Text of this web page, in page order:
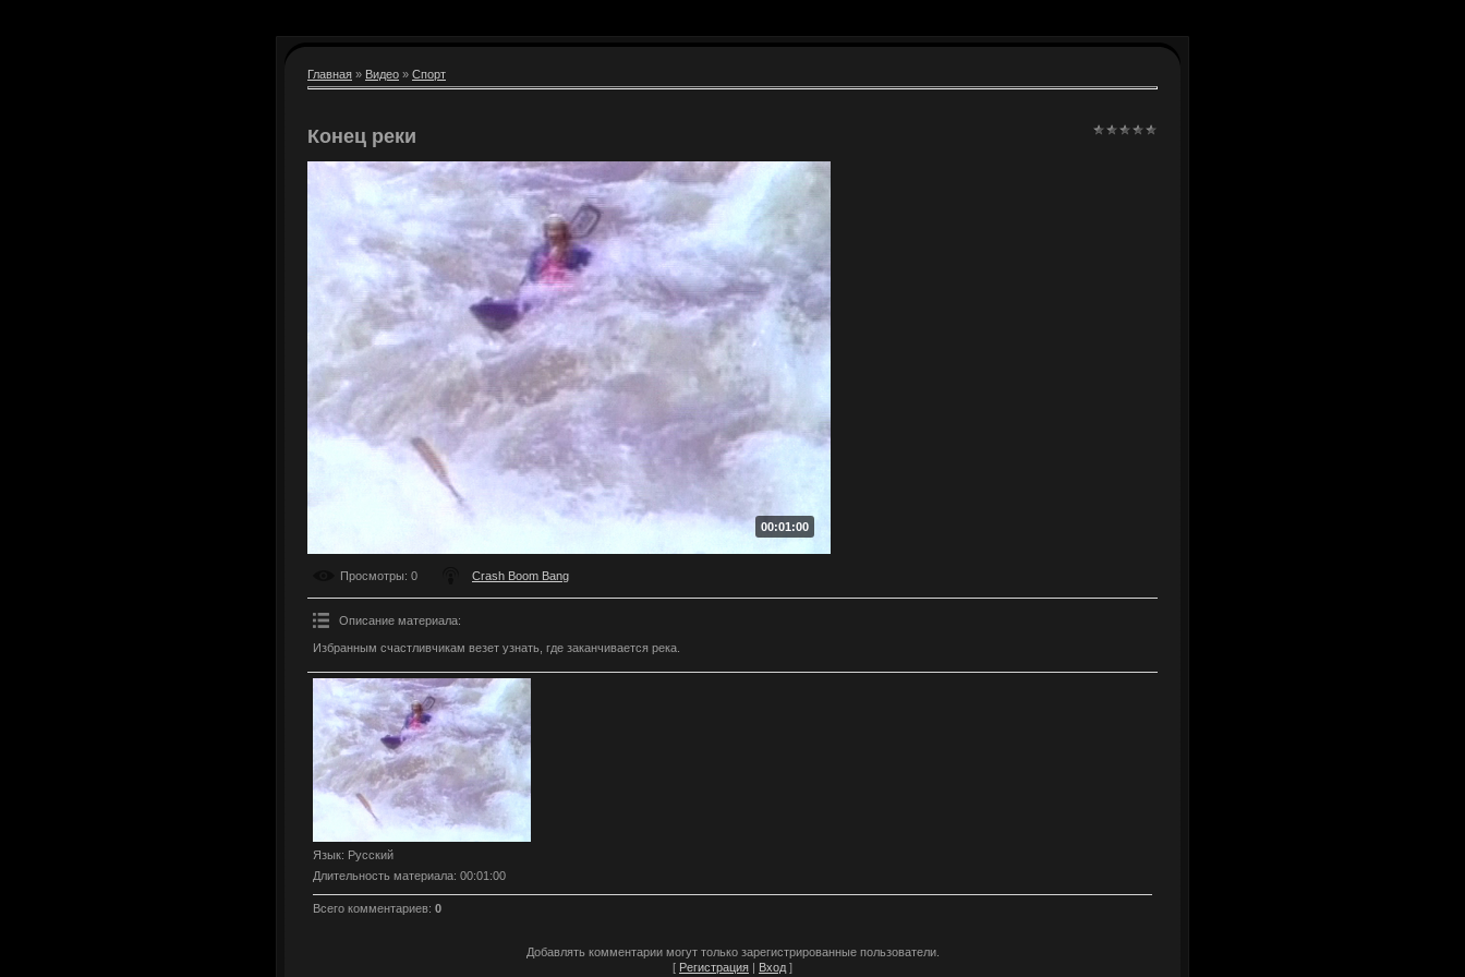
Главная » Видео » Спорт
Конец реки
00:01:00
Просмотры: 0 Crash Boom Bang
Описание материала:
Избранным счастливчикам везет узнать, где заканчивается река.
Язык: Русский
Длительность материала: 00:01:00
Всего комментариев: 0
Добавлять комментарии могут только зарегистрированные пользователи.
[ Регистрация | Вход ]